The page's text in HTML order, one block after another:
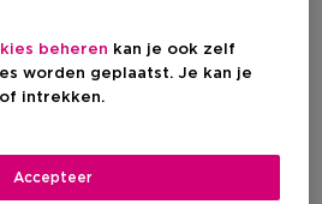
beheren kan je ook zelf
worden geplaatst. Je kan je
intrekken.
Accepteer